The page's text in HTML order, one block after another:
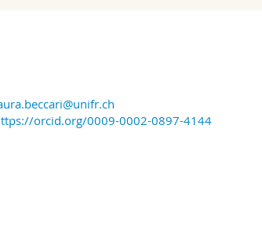
orcid.org/0009-0002-0897-4144